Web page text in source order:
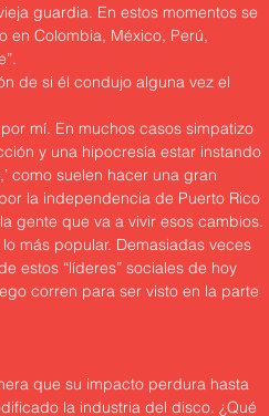
guardia. En estos momentos se
en Colombia, México, Perú,
de si él condujo alguna vez el
mí. En muchos casos simpatizo
y una hipocresía estar instando
como suelen hacer una gran
la independencia de Puerto Rico
gente que va a vivir esos cambios.
más popular. Demasiadas veces
estos “líderes” sociales de hoy
corren para ser visto en la parte
que su impacto perdura hasta
la industria del disco. ¿Qué